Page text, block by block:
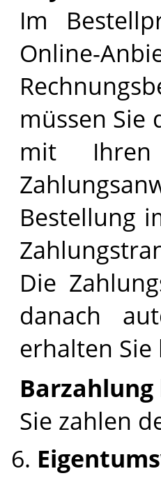
Im
Online-
müssen
mit Ihren
Bestellung
Die
danach
erhalten
Sie zahlen